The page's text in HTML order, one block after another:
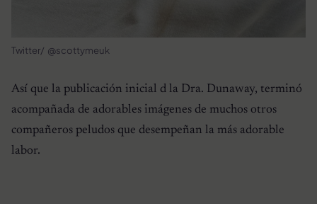
Twitter/ @scottymeuk
Así que la publicación inicial d la Dra. Dunaway, terminó
acompañada de adorables imágenes de muchos otros
compañeros peludos que desempeñan la más adorable
labor.